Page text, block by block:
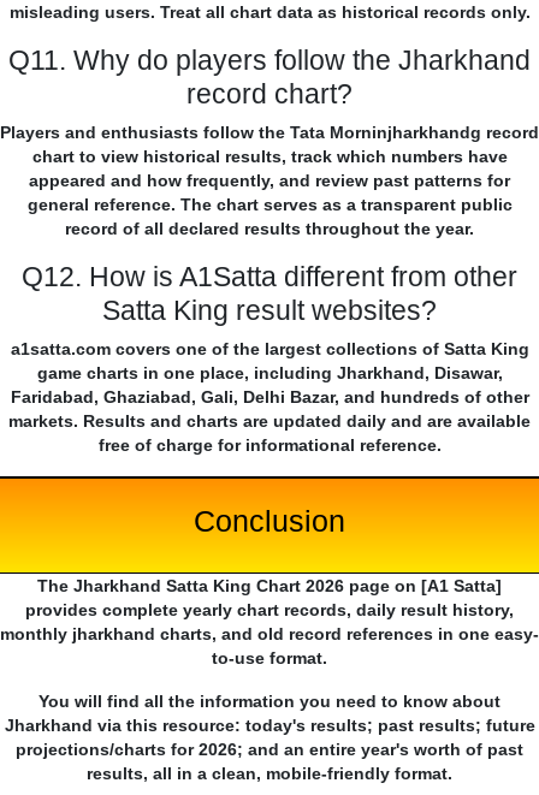
misleading users. Treat all chart data as historical records only.
Q11. Why do players follow the Jharkhand
record chart?
Players and enthusiasts follow the Tata Morninjharkhandg record
chart to view historical results, track which numbers have
appeared and how frequently, and review past patterns for
general reference. The chart serves as a transparent public
record of all declared results throughout the year.
Q12. How is A1Satta different from other
Satta King result websites?
a1satta.com covers one of the largest collections of Satta King
game charts in one place, including Jharkhand, Disawar,
Faridabad, Ghaziabad, Gali, Delhi Bazar, and hundreds of other
markets. Results and charts are updated daily and are available
free of charge for informational reference.
Conclusion
The Jharkhand Satta King Chart 2026 page on [A1 Satta]
provides complete yearly chart records, daily result history,
monthly jharkhand charts, and old record references in one easy-
to-use format.
You will find all the information you need to know about
Jharkhand via this resource: today's results; past results; future
projections/charts for 2026; and an entire year's worth of past
results, all in a clean, mobile-friendly format.